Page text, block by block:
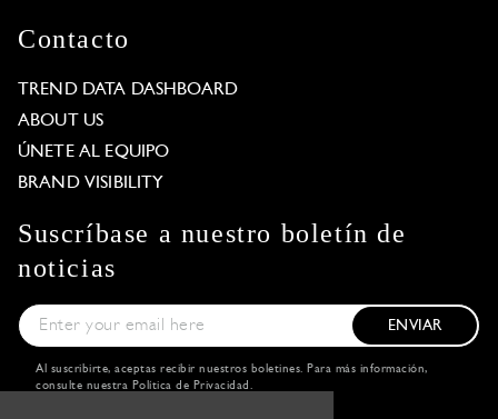
Contacto
TREND DATA DASHBOARD
ABOUT US
ÚNETE AL EQUIPO
BRAND VISIBILITY
Suscríbase a nuestro boletín de
noticias
ENVIAR
Al suscribirte, aceptas recibir nuestros boletines. Para más información,
consulte nuestra Política de Privacidad .